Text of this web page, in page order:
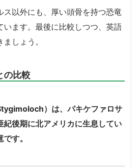
ス以外にも、厚い頭骨を持つ恐竜
います。最後に比較しつつ、英語
しょう。
の比較
）は、パキケファロサ
紀後期に北アメリカに生息してい
す。